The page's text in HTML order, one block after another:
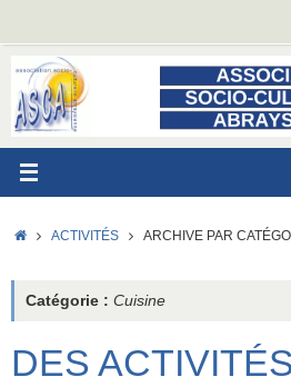
contenu
ACCUEIL
ACTIVITÉS ARCHIVE PAR
Catégorie : Cuisine
DES